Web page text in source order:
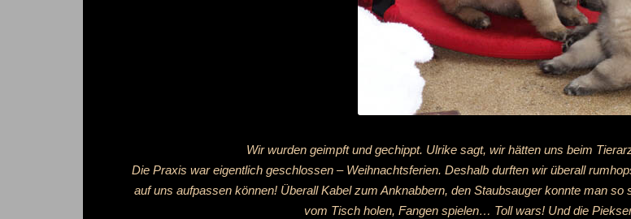
Wir wurden geimpft und gechippt. Ulrike sagt, wir hätten uns beim
Die Praxis war eigentlich geschlossen – Weihnachtsferien. Deshalb durften wir überall
auf uns aufpassen können! Überall Kabel zum Anknabbern, den Staubsauger konnte man
vom Tisch holen, Fangen spielen… Toll wars! Und die